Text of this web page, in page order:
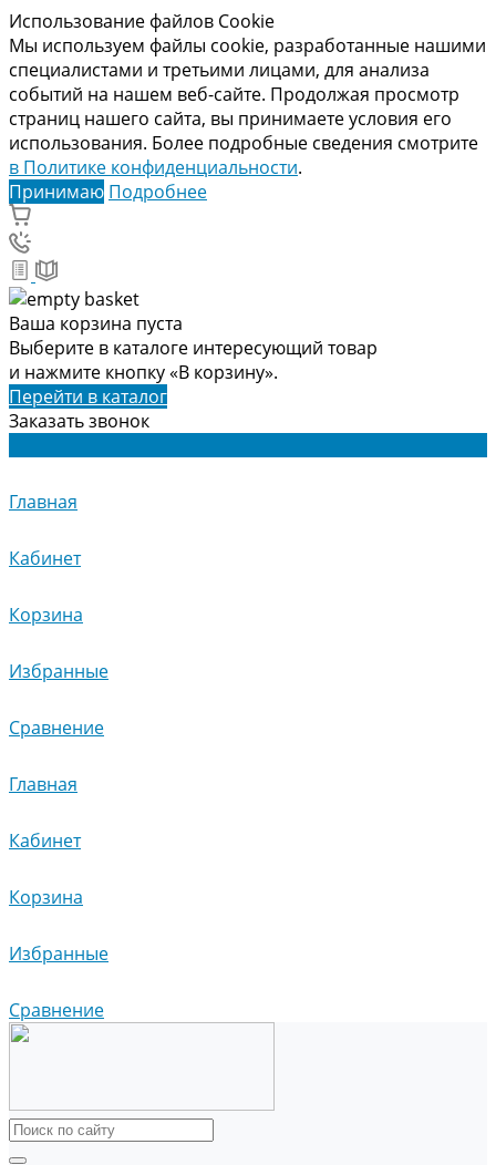
Использование файлов Cookie
Мы используем файлы cookie, разработанные нашими
специалистами и третьими лицами, для анализа
событий на нашем веб-сайте. Продолжая просмотр
страниц нашего сайта, вы принимаете условия его
использования. Более подробные сведения смотрите
в Политике конфиденциальности.
Принимаю Подробнее
Ваша корзина пуста
Выберите в каталоге интересующий товар
и нажмите кнопку «В корзину».
Перейти в каталог
Заказать звонок
Главная
Кабинет
Корзина
Избранные
Сравнение
Главная
Кабинет
Корзина
Избранные
Сравнение